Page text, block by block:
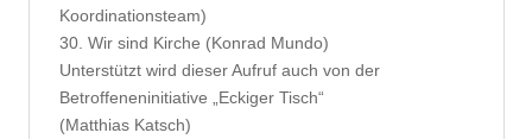
Koordinationsteam)
30. Wir sind Kirche (Konrad Mundo)
Unterstützt wird dieser Aufruf auch von der
Betroffeneninitiative „Eckiger Tisch“
(Matthias Katsch)